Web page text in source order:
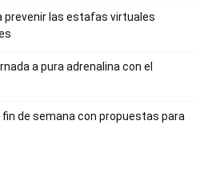
prevenir las estafas virtuales
a pura adrenalina con el
fin de semana con propuestas para